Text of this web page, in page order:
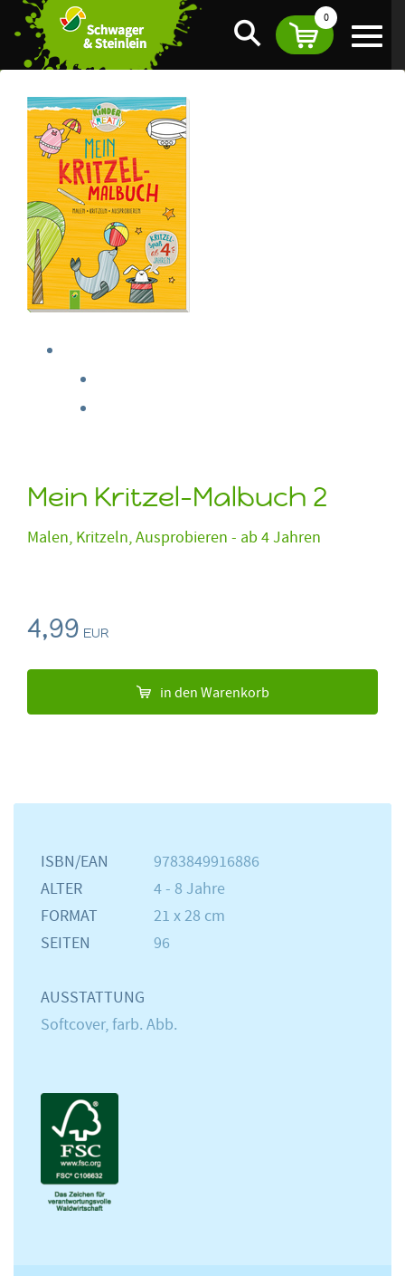
0
Mein Kritzel-Malbuch 2
Malen, Kritzeln, Ausprobieren - ab 4 Jahren
4,99 EUR
in den Warenkorb
ISBN/EAN
9783849916886
ALTER
4 - 8 Jahre
FORMAT
21 x 28 cm
SEITEN
96
AUSSTATTUNG
Softcover, farb. Abb.